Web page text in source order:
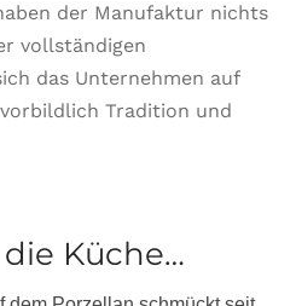
der Manufaktur nichts
vollständigen
das Unternehmen auf
Tradition und
Küche…